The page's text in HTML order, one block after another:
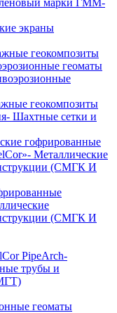
экраны
геокомпозиты
геоматы
геокомпозиты
- Шахтные сетки и
гофрированные
- Металлические
(СМГК И
(СМГК И
PipeArch-
трубы и
геоматы